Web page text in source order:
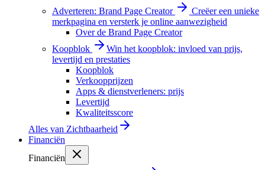
Adverteren: Brand Page Creator
Creëer een unieke
merkpagina en versterk je online aanwezigheid
Over de Brand Page Creator
Koopblok
Win het koopblok: invloed van prijs,
levertijd en prestaties
Koopblok
Verkoopprijzen
Apps & dienstverleners: prijs
Levertijd
Kwaliteitsscore
Alles van Zichtbaarheid
Financiën
Financiën